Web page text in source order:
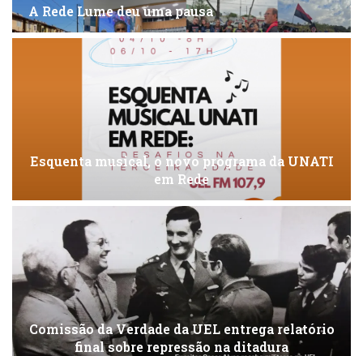
A Rede Lume deu uma pausa
Esquenta musical, o novo programa da UNATI
em Rede
Comissão da Verdade da UEL entrega relatório
final sobre repressão na ditadura